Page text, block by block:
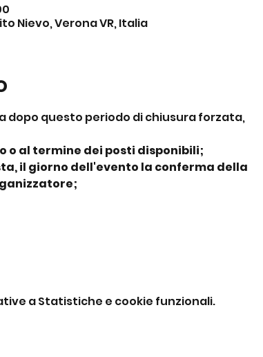
Nievo, Verona VR, Italia
dopo questo periodo di chiusura forzata,
o al termine dei posti disponibili;
il giorno dell'evento la conferma della
a Statistiche e cookie funzionali.